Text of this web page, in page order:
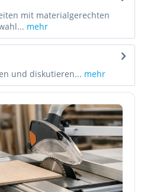
mit materialgerechten
mehr
und diskutieren... mehr